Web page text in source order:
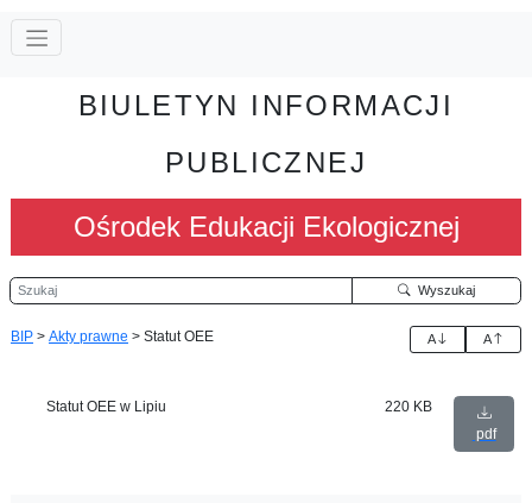
BIULETYN INFORMACJI
PUBLICZNEJ
Ośrodek Edukacji Ekologicznej
Szukaj Wyszukaj
BIP > Akty prawne > Statut OEE A A
Statut OEE w Lipiu
220 KB
pdf